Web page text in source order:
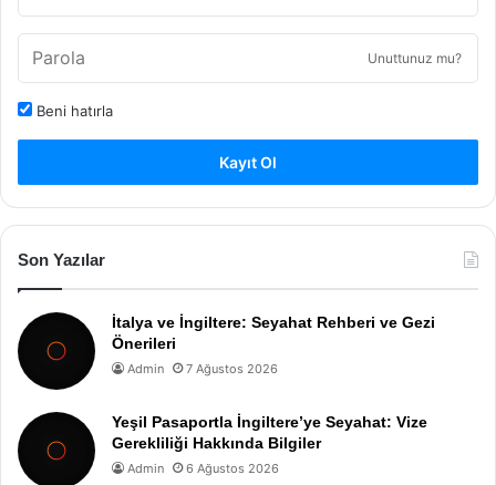
Unuttunuz mu?
Beni hatırla
Kayıt Ol
Son Yazılar
İtalya ve İngiltere: Seyahat Rehberi ve Gezi
Önerileri
Admin 7 Ağustos 2026
Yeşil Pasaportla İngiltere’ye Seyahat: Vize
Gerekliliği Hakkında Bilgiler
Admin 6 Ağustos 2026